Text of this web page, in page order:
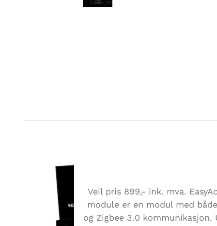
Detaljer
Veil pris 899,- ink. mva.
module er en modul med
og Zigbee 3.0 kommunikasjon.